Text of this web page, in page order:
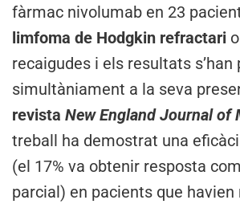
fàrmac nivolumab en 23
limfoma de Hodgkin refractari
recaigudes i els resultats s’han
simultàniament a la seva
revista New England Journal of
treball ha demostrat una
(el 17% va obtenir resposta
parcial) en pacients que havien